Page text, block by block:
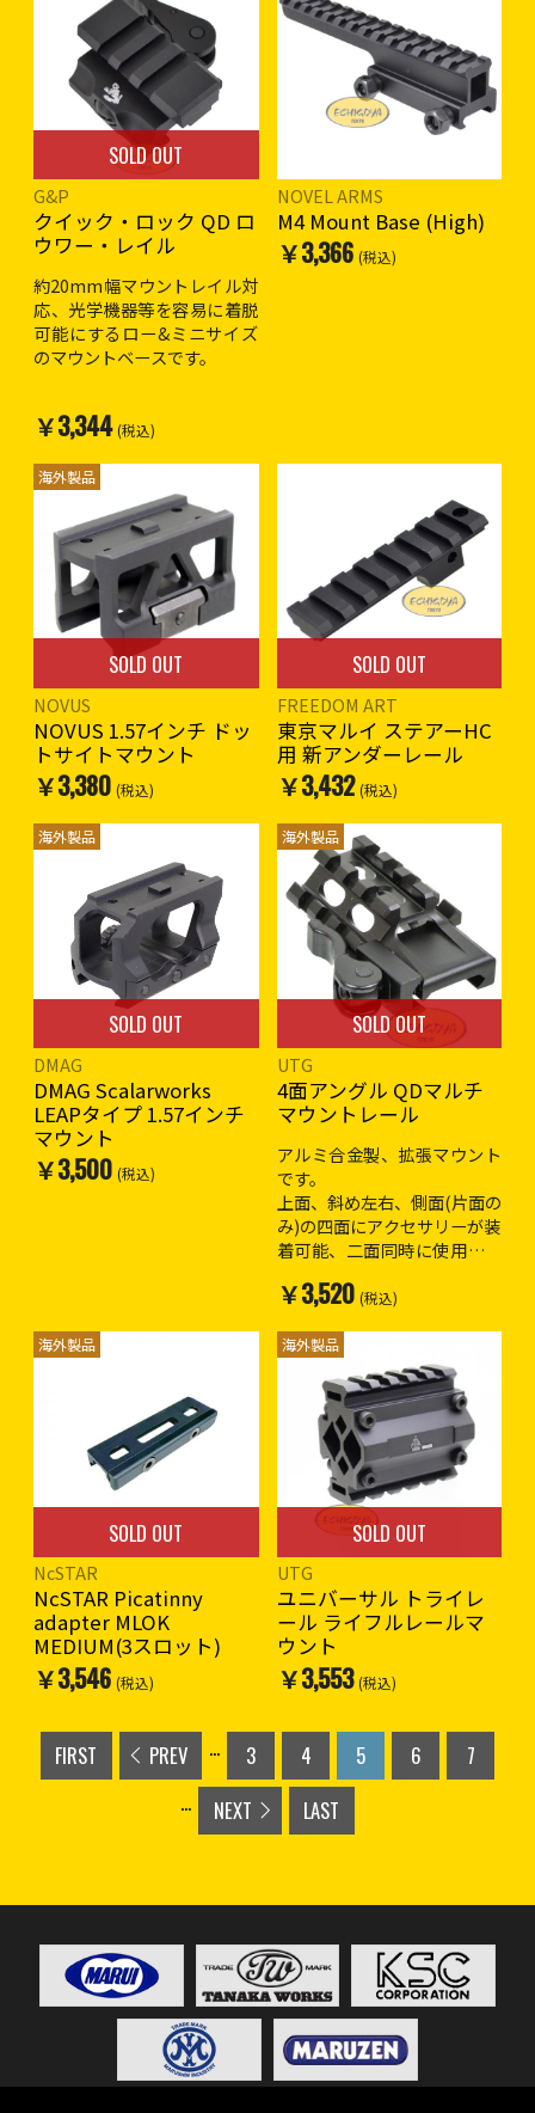
SOLD OUT
G&P
クイック・ロック QD ロ
ウワー・レイル
約20mm幅マウントレイル対
応、光学機器等を容易に着脱
可能にするロー&ミニサイズ
のマウントベースです。
・RAS シリーズに対応
ーを装着可能
￥3,344 (税込)
NOVEL ARMS
M4 Mount Base (High)
￥3,366 (税込)
海外製品
SOLD OUT
NOVUS
NOVUS 1.57インチ ドッ
トサイトマウント
￥3,380 (税込)
SOLD OUT
FREEDOM ART
東京マルイ ステアーHC
用 新アンダーレール
￥3,432 (税込)
海外製品
SOLD OUT
DMAG
DMAG Scalarworks
LEAPタイプ 1.57インチ
マウント
￥3,500 (税込)
海外製品
SOLD OUT
UTG
4面アングル QDマルチ
マウントレール
アルミ合金製、拡張マウント
です。
上面、斜め左右、側面(片面の
み)の四面にアクセサリーが装
着可能、二面同時に使用可能
レバー操作で着脱が容易で
全長 : 約63mm
上げ幅 : 約16mmのかさ上
￥3,520 (税込)
海外製品
SOLD OUT
NcSTAR
NcSTAR Picatinny
adapter MLOK
MEDIUM(3スロット)
￥3,546 (税込)
海外製品
SOLD OUT
UTG
ユニバーサル トライレ
ール ライフルレールマ
ウント
￥3,553 (税込)
FIRST PREV ... 3 4 5 6
7
...
NEXT LAST